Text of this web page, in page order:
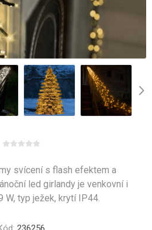
svícení s flash efektem a
led girlandy je venkovní i
W, typ ježek, krytí IP44.